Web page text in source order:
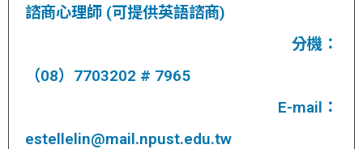
諮商心理師 (可提供英語諮商)
分機：
（08）7703202 # 7965
E-mail：
estellelin@mail.npust.edu.tw